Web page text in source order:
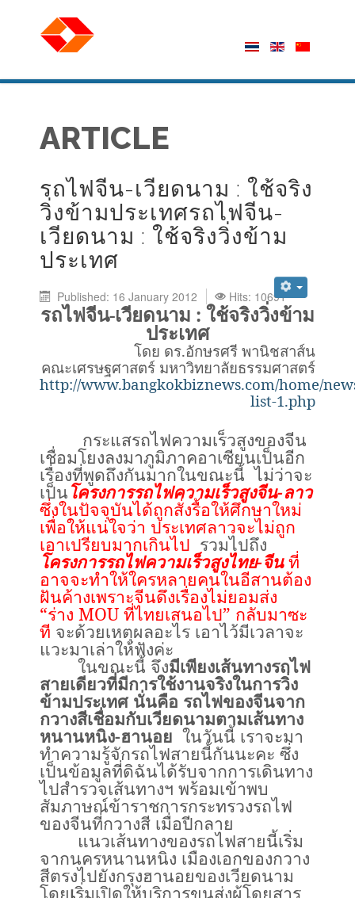
ARTICLE
รถไฟจีน-เวียดนาม : ใช้จริง
วิ่งข้ามประเทศรถไฟจีน-
เวียดนาม : ใช้จริงวิ่งข้าม
ประเทศ
Published: 16 January 2012 Hits: 10691
รถไฟจีน-เวียดนาม : ใช้จริงวิ่งข้าม
ประเทศ
โดย ดร.อักษรศรี พานิชสาส์น
คณะเศรษฐศาสตร์ มหาวิทยาลัยธรรมศาสตร์
http://www.bangkokbiznews.com/home/
list-1.php
กระแสรถไฟความเร็วสูงของจีน
เชื่อมโยงลงมาภูมิภาคอาเซียนเป็นอีก
เรื่องที่พูดถึงกันมากในขณะนี้ ไม่ว่าจะ
เป็นโครงการรถไฟความเร็วสูงจีน-ลาว
ซึ่งในปัจจุบันได้ถูกสั่งรื้อให้ศึกษาใหม่
เพื่อให้แน่ใจว่า ประเทศลาวจะไม่ถูก
เอาเปรียบมากเกินไป รวมไปถึง
โครงการรถไฟความเร็วสูงไทย-จีนที่
อาจจะทำให้ใครหลายคนในอีสานต้อง
ฝันค้างเพราะจีนดึงเรื่องไม่ยอมส่ง
“ร่าง MOU ที่ไทยเสนอไป” กลับมาซะ
ที จะด้วยเหตุผลอะไร เอาไว้มีเวลาจะ
แวะมาเล่าให้ฟังค่ะ
ในขณะนี้ จึงมีเพียงเส้นทางรถไฟ
สายเดียวที่มีการใช้งานจริงในการวิ่ง
ข้ามประเทศ นั่นคือ รถไฟของจีนจาก
กวางสีเชื่อมกับเวียดนามตามเส้นทาง
หนานหนิง-ฮานอย ในวันนี้ เราจะมา
ทำความรู้จักรถไฟสายนี้กันนะคะ ซึ่ง
เป็นข้อมูลที่ดิฉันได้รับจากการเดินทาง
ไปสำรวจเส้นทางฯ พร้อมเข้าพบ
สัมภาษณ์ข้าราชการกระทรวงรถไฟ
ของจีนที่กวางสี เมื่อปีกลาย
แนวเส้นทางของรถไฟสายนี้เริ่ม
จากนครหนานหนิง เมืองเอกของกวาง
สีตรงไปยังกรุงฮานอยของเวียดนาม
โดยเริ่มเปิดให้บริการขนส่งผู้โดยสาร